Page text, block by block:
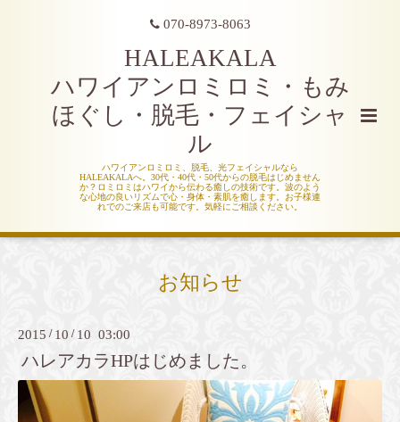
070-8973-8063
HALEAKALA
ハワイアンロミロミ・もみ
ほぐし・脱毛・フェイシャ
ル
ハワイアンロミロミ、脱毛、光フェイシャルなら
HALEAKALAへ。30代・40代・50代からの脱毛はじめません
か？ロミロミはハワイから伝わる癒しの技術です。波のよう
な心地の良いリズムで心・身体・素肌を癒します。お子様連
れでのご来店も可能です。気軽にご相談ください。
お知らせ
2015 / 10 / 10 03:00
ハレアカラHPはじめました。